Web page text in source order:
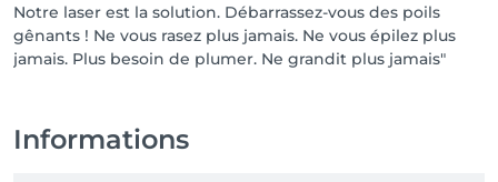
Notre laser est la solution. Débarrassez-vous des poils
gênants ! Ne vous rasez plus jamais. Ne vous épilez plus
jamais. Plus besoin de plumer. Ne grandit plus jamais"
Informations